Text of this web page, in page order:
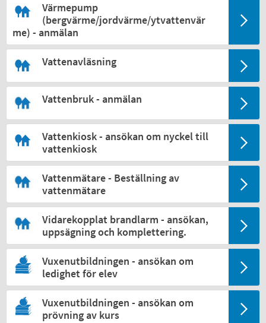
Värmepump
(bergvärme/jordvärme/ytvattenvär
me) - anmälan
Vattenavläsning
Vattenbruk - anmälan
Vattenkiosk - ansökan om nyckel till
vattenkiosk
Vattenmätare - Beställning av
vattenmätare
Vidarekopplat brandlarm - ansökan,
uppsägning och komplettering.
Vuxenutbildningen - ansökan om
ledighet för elev
Vuxenutbildningen - ansökan om
prövning av kurs